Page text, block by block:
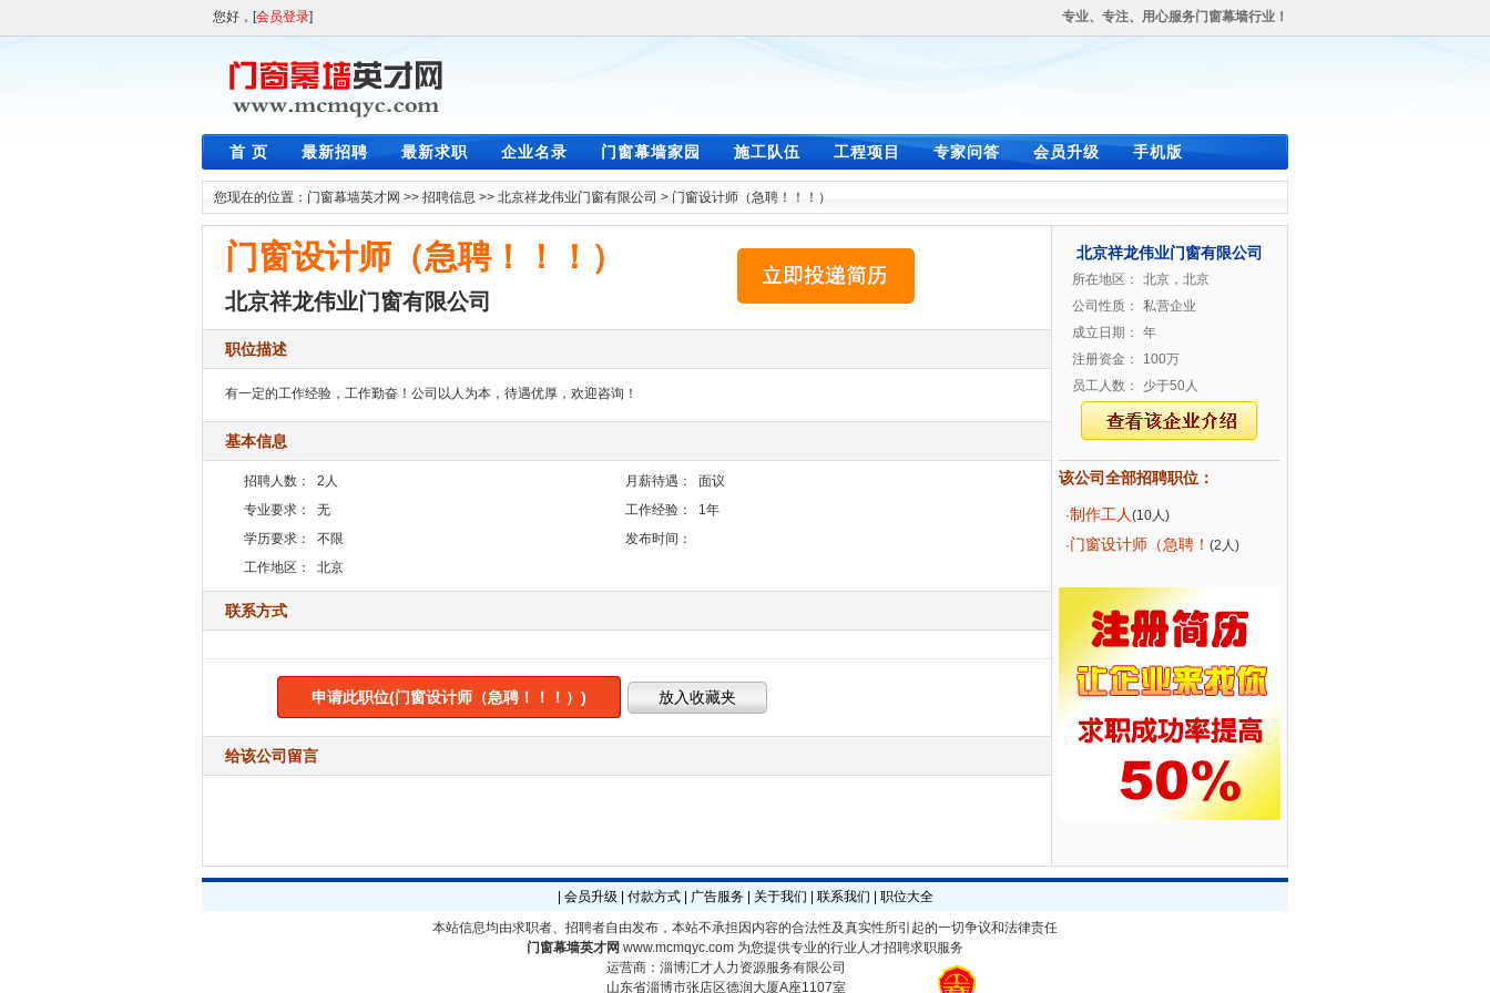
您好，[会员登录] 专业、专注、用心服务门窗幕墙行业！
首 页 最新招聘 最新求职 企业名录 门窗幕墙家园 施工队伍 工程项目 专家问答 会员升级 手机版
您现在的位置： 门窗幕墙英才网 >> 招聘信息 >> 北京祥龙伟业门窗有限公司 > 门窗设计师（急聘！！！）
门窗设计师（急聘！！！）
北京祥龙伟业门窗有限公司
职位描述
有一定的工作经验，工作勤奋！公司以人为本，待遇优厚，欢迎咨询！
基本信息
招聘人数： 2人 月薪待遇：
面议
专业要求：
无 工作经验：
1年
学历要求：
不限
发布时间：
工作地区：
北京
联系方式
申请此职位(门窗设计师（急聘！！！）)
给该公司留言
北京祥龙伟业门窗有限公司
所在地区：
北京，北京
公司性质：
私营企业
成立日期：
年
注册资金：
100万
员工人数：
少于50人
该公司全部招聘职位：
·制作工人 (10人)
·门窗设计师（急聘！ (2人)
会员升级 付款方式| 广告服务| 关于我们 联系我们
职位大全
本站信息均由求职者、招聘者自由发布，本站不承担因内容的合法性及真实性所引起的一切争议和法律责任
门窗幕墙英才网 www.mcmqyc.com 为您提供专业的行业人才招聘求职服务
运营商：淄博汇才人力资源服务有限公司
山东省淄博市张店区德润大厦A座1107室